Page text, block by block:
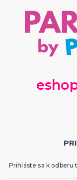
Prihláste sa k odberu